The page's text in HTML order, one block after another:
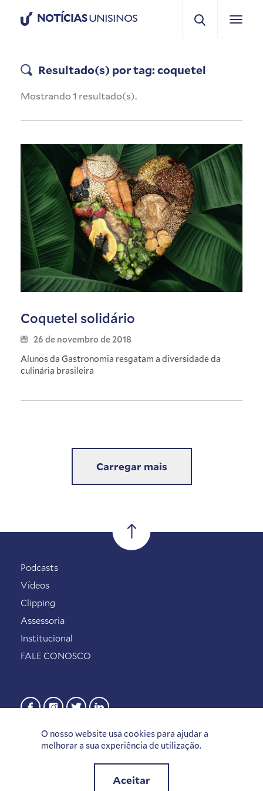
NOTÍCIASUNISINOS
Resultado(s) por tag: coquetel
Mostrando 1 resultado(s).
Coquetel solidário
26 de novembro de 2018
Alunos da Gastronomia resgatam a diversidade da
culinária brasileira
Carregar mais
O nosso website usa cookies para ajudar a
melhorar a sua experiência de utilização.
Aceitar
Podcasts
Vídeos
Clipping
Assessoria
Institucional
FALE CONOSCO